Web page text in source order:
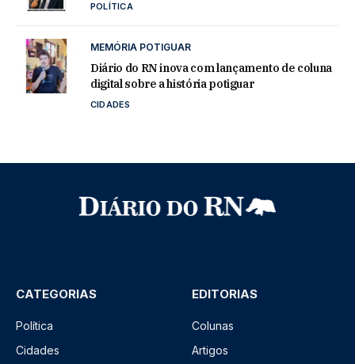
POLÍTICA
MEMÓRIA POTIGUAR
Diário do RN inova com lançamento de coluna
digital sobre a história potiguar
CIDADES
CATEGORIAS
Política
Cidades
EDITORIAS
Colunas
Artigos